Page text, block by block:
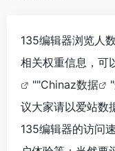
135编辑器浏览人
相关权重信息，可
""Chinaz数据
议大家请以爱站数
135编辑器的访问